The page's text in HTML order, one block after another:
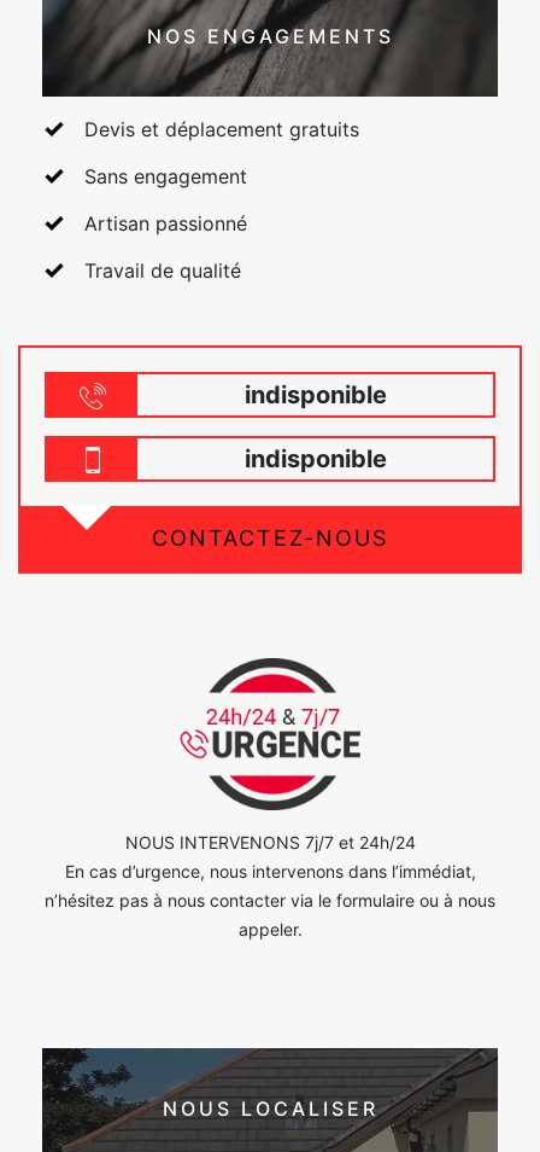
NOS ENGAGEMENTS
Devis et déplacement gratuits
Sans engagement
Artisan passionné
Travail de qualité
indisponible
indisponible
CONTACTEZ-NOUS
NOUS INTERVENONS 7j/7 et 24h/24
En cas d’urgence, nous intervenons dans l’immédiat,
n’hésitez pas à nous contacter via le formulaire ou à nous
appeler.
NOUS LOCALISER